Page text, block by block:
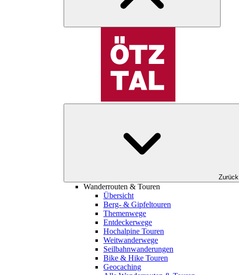
Zurück
Wanderrouten & Touren
Übersicht
Berg- & Gipfeltouren
Themenwege
Entdeckerwege
Hochalpine Touren
Weitwanderwege
Seilbahnwanderungen
Bike & Hike Touren
Geocaching